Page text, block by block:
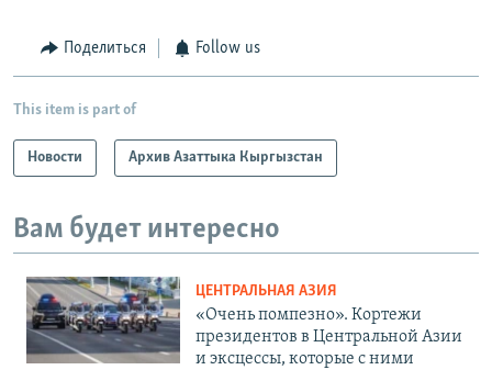
Поделиться Follow us
This item is part of
Новости Архив Азаттыка Кыргызстан
Вам будет интересно
ЦЕНТРАЛЬНАЯ АЗИЯ
«Очень помпезно». Кортежи
президентов в Центральной Азии
и эксцессы, которые с ними